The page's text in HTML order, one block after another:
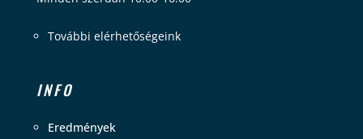
További elérhetőségeink
INFO
Eredmények